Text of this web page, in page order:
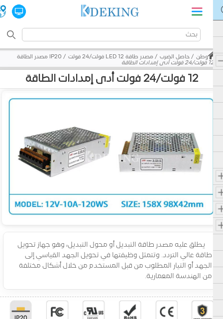
وطن حاصل الضرب مصدر طاقة LED 12 فولت/24 فولت
IP20 مصدر الطاقة
12 فولت/24 فولت أدى إمدادات الطاقة
12 فولت/24 فولت أدى إمدادات الطاقة
يطلق عليه مصدر طاقة التبديل أو محول التبديل، وهو جهاز تحويل
طاقة عالي التردد. وتتمثل وظيفتها في تحويل الجهد القياسي إلى
الجهد أو التيار المطلوب من قبل المستخدم من خلال أشكال مختلفة
من الهندسة المعمارية.